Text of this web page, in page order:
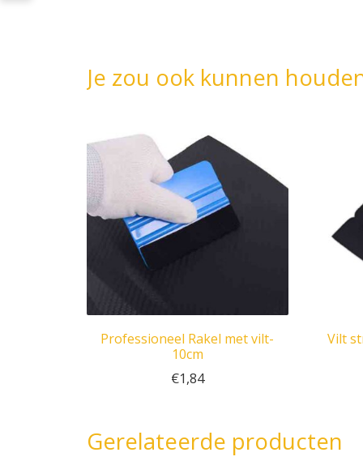
Je zou ook kunnen
Professioneel Rakel met vilt-
10cm
€1,84
Vilt
Gerelateerde producten